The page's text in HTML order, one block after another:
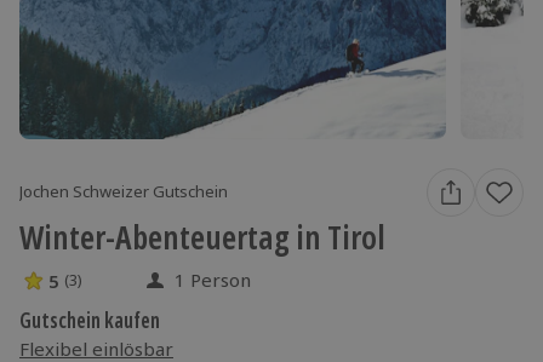
Jochen Schweizer Gutschein
Winter-Abenteuertag in Tirol
5 Sterne von 5 aus 3 Bewertungen
5 (3) 1 Person
Gutschein kaufen
Flexibel einlösbar